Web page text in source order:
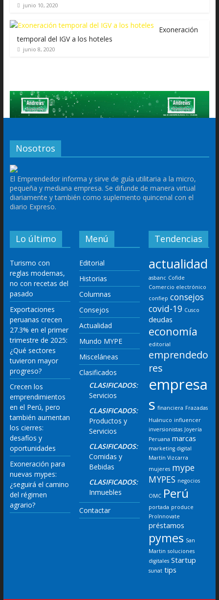
junio 10, 2020
Exoneración
temporal del IGV a los hoteles
junio 8, 2020
Nosotros
El Emprendedor informa y sirve de guía utilitaria a la micro,
pequeña y mediana empresa. Se difunde de manera virtual
diariamente y también como suplemento quincenal con el
diario Expreso.
Lo último
Turismo con
reglas modernas,
no con recetas del
pasado
Exportaciones
peruanas crecen
27.3% en el primer
trimestre de 2025:
¿Qué sectores
tuvieron mayor
progreso?
Crecen los
emprendimientos
en el Perú, pero
también aumentan
los cierres:
desafíos y
oportunidades
Exoneración para
nuevas mypes:
¿seguirá el camino
del régimen
agrario?
Menú
Editorial
Historias
Columnas
Consejos
Actualidad
Mundo MYPE
Misceláneas
Clasificados
CLASIFICADOS:
Servicios
CLASIFICADOS:
Productos y
Servicios
CLASIFICADOS:
Comidas y
Bebidas
CLASIFICADOS:
Inmuebles
Contactar
Tendencias
actualidad
asbanc Cofide
Comercio electrónico
confiep consejos
covid-19 Cusco
deudas
economía
editorial
emprendedo
res
empresa
s financiera Frazadas
Huánuco influencer
inversionistas Joyería
Peruana marcas
marketing digital
Martín Vizcarra
mujeres mype
MYPES negocios
OMC Perú
portada produce
ProInnovate
préstamos
pymes San
Martin soluciones
digitales Startup
sunat tips